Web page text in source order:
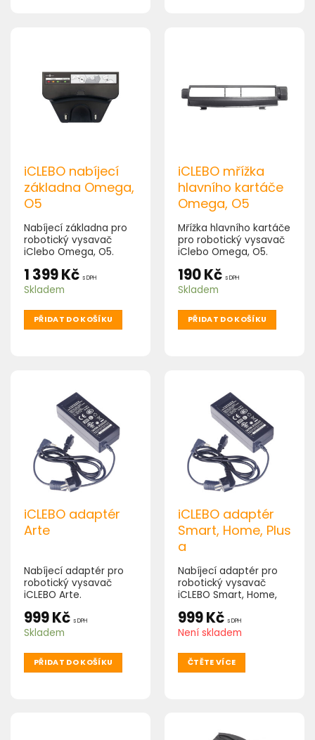
iCLEBO nabíjecí
základna Omega,
O5
Nabíjecí základna pro
robotický vysavač
iClebo Omega, O5.
1 399Kč s DPH
Skladem
PŘIDAT DO KOŠÍKU
iCLEBO mřížka
hlavního kartáče
Omega, O5
Mřížka hlavního kartáče
pro robotický vysavač
iClebo Omega, O5.
190Kč s DPH
Skladem
PŘIDAT DO KOŠÍKU
iCLEBO adaptér
Arte
Nabíjecí adaptér pro
robotický vysavač
iCLEBO Arte.
999Kč s DPH
Skladem
PŘIDAT DO KOŠÍKU
iCLEBO adaptér
Smart, Home, Plus
a
Nabíjecí adaptér pro
robotický vysavač
iCLEBO Smart, Home,
999Kč s DPH
Není skladem
ČTĚTE VÍCE